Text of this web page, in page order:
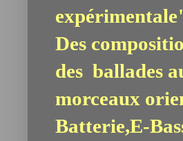
‎Des
des ballades
morceaux
Batterie,E-